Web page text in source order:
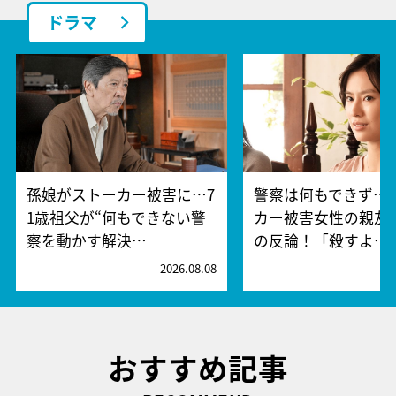
ドラマ
孫娘がストーカー被害に…7
1歳祖父が“何もできない警
察を動かす解決…
2026.08.08
警察は何もできず…
カー被害女性の親友
の反論！「殺すよ…
おすすめ記事